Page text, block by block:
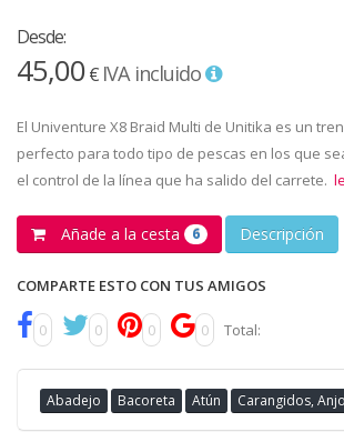
Desde:
45,00€ IVA incluido
El Univenture X8 Braid Multi de Unitika es un
perfecto para todo tipo de pescas en los que
el control de la línea que ha salido del carrete.
Añade a la cesta 6 Descripción
COMPARTE ESTO CON TUS AMIGOS
0 0 0 0 Total:
Abadejo Bacoreta Atún Carangidos,